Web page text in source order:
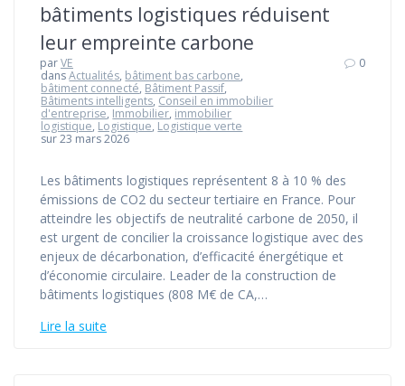
bâtiments logistiques réduisent
leur empreinte carbone
parVE
dansActualités, bâtiment bas carbone,
bâtiment connecté, Bâtiment Passif,
Bâtiments intelligents, Conseil en immobilier
d'entreprise, Immobilier, immobilier
logistique, Logistique, Logistique verte
sur 23 mars 2026
0
Les bâtiments logistiques représentent 8 à 10 % des
émissions de CO2 du secteur tertiaire en France. Pour
atteindre les objectifs de neutralité carbone de 2050, il
est urgent de concilier la croissance logistique avec des
enjeux de décarbonation, d’efficacité énergétique et
d’économie circulaire. Leader de la construction de
bâtiments logistiques (808 M€ de CA,…
Lire la suite